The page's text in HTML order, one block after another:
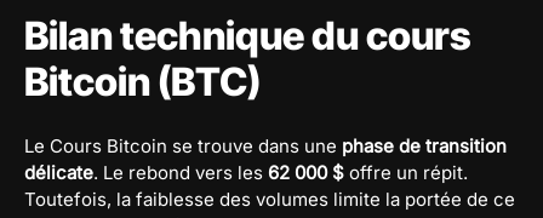
Bilan technique du cours
Bitcoin (BTC)
Le Cours Bitcoin se trouve dans une phase de transition
délicate. Le rebond vers les 62 000 $ offre un répit.
Toutefois, la faiblesse des volumes limite la portée de ce